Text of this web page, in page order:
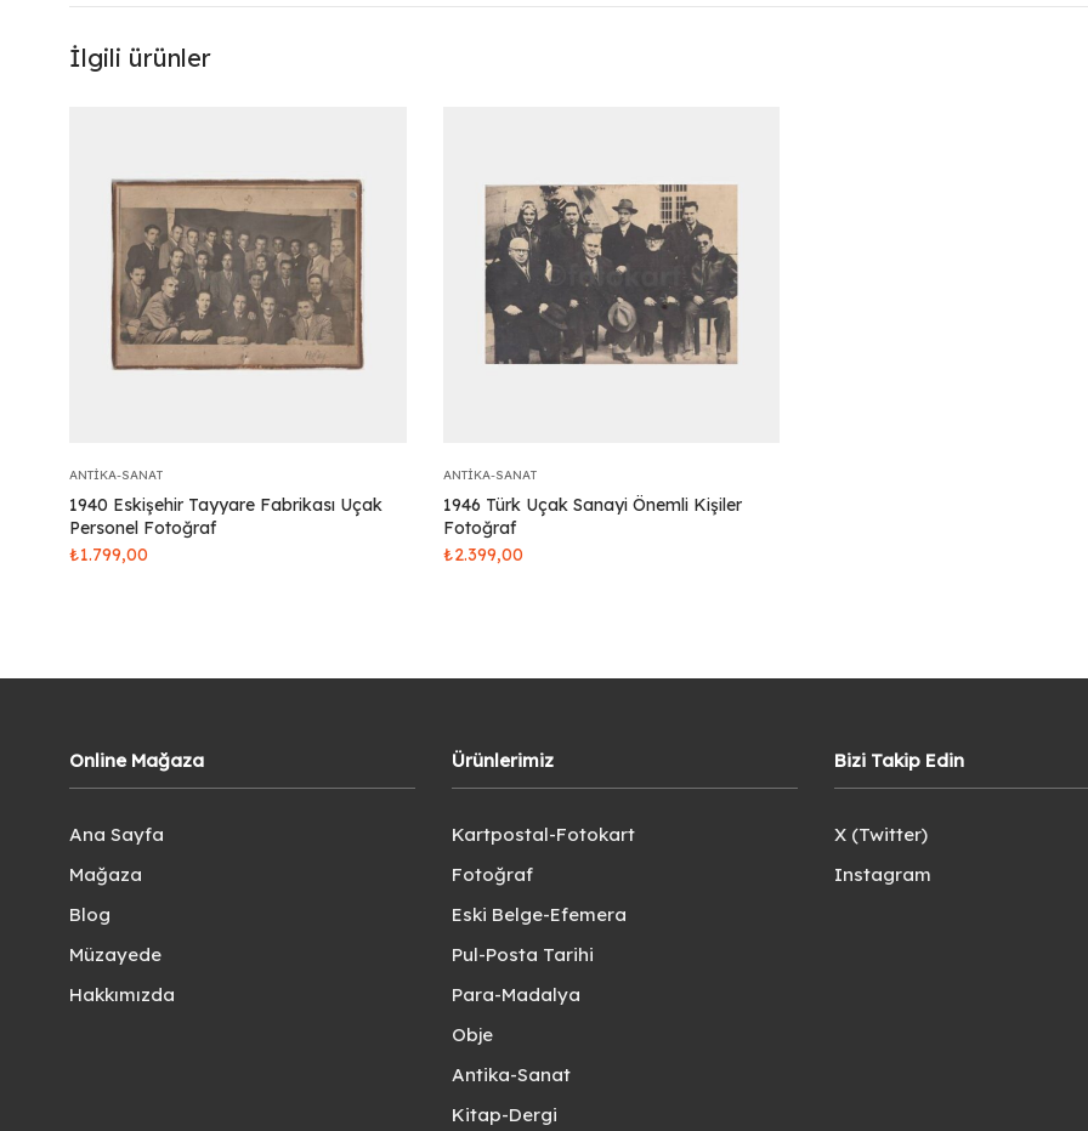
İlgili ürünler
ANTIKA-SANAT
1940 Eskişehir Tayyare Fabrikası Uçak
Personel Fotoğraf
₺1.799,00
ANTIKA-SANAT
1946 Türk Uçak Sanayi Önemli Kişiler
Fotoğraf
₺2.399,00
Online Mağaza
Ana Sayfa
Mağaza
Blog
Müzayede
Hakkımızda
Ürünlerimiz
Kartpostal-Fotokart
Fotoğraf
Eski Belge-Efemera
Pul-Posta Tarihi
Para-Madalya
Obje
Antika-Sanat
Kitap-Dergi
Bizi Takip Edin
X (Twitter)
Instagram